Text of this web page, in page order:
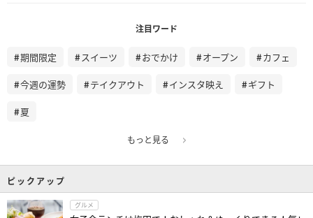
注目ワード
期間限定 スイーツ おでかけ オープン カフェ
今週の運勢 テイクアウト インスタ映え ギフト
夏
もっと見る
ピックアップ
グルメ